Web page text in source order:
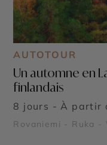
AUTOTOUR
Un automne en
finlandais
8 jours - À partir
Rovaniemi - Ruka -